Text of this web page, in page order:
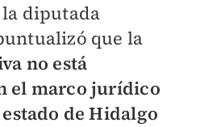
diputada
que la
no está
el marco jurídico
de Hidalgo